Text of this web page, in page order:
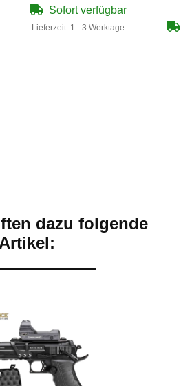
Sofort verfügbar
Lieferzeit: 1 - 3 Werktage
dazu folgende
Artikel: